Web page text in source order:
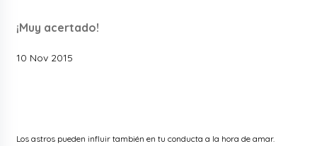
¡Muy acertado!
10 Nov 2015
Los astros pueden influir también en tu conducta a la hora de amar.